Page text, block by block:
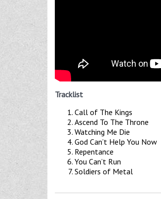
Tracklist
Call of The Kings
Ascend To The Throne
Watching Me Die
God Can’t Help You Now
Repentance
You Can’t Run
Soldiers of Metal